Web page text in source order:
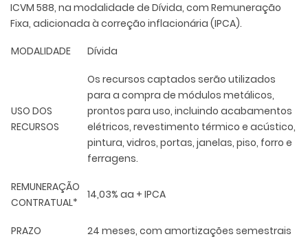
ICVM 588, na modalidade de Dívida, com Remuneração
Fixa, adicionada à correção inflacionária (IPCA).
MODALIDADE
Dívida
USO DOS
RECURSOS
Os recursos captados serão utilizados
para a compra de módulos metálicos,
prontos para uso, incluindo acabamentos
elétricos, revestimento térmico e acústico,
pintura, vidros, portas, janelas, piso, forro e
ferragens.
REMUNERAÇÃO
CONTRATUAL*
14,03% aa + IPCA
PRAZO 24 meses, com amortizações semestrais